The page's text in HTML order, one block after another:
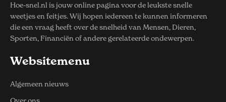
Hoe-snel.nl is jouw online pagina voor de leukste snelle
weetjes en feitjes. Wij hopen iedereen te kunnen informeren
die een vraag heeft over de snelheid van Mensen, Dieren,
Sporten, Financiën of andere gerelateerde ondewerpen.
Websitemenu
Algemeen nieuws